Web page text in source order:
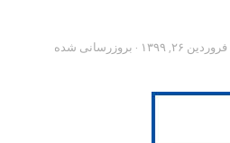
فروردین ۲۶, ۱۳۹۹
· بروزرسانی شده